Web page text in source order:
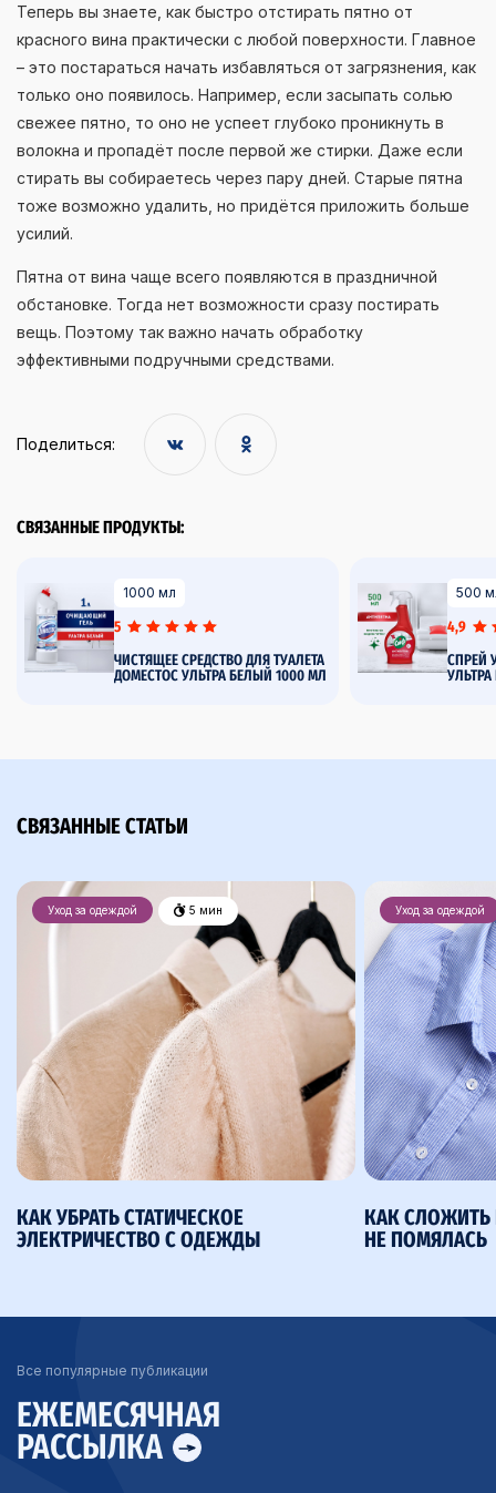
Теперь вы знаете, как быстро отстирать пятно от
красного вина практически с любой поверхности. Главное
– это постараться начать избавляться от загрязнения, как
только оно появилось. Например, если засыпать солью
свежее пятно, то оно не успеет глубоко проникнуть в
волокна и пропадёт после первой же стирки. Даже если
стирать вы собираетесь через пару дней. Старые пятна
тоже возможно удалить, но придётся приложить больше
усилий.
Пятна от вина чаще всего появляются в праздничной
обстановке. Тогда нет возможности сразу постирать
вещь. Поэтому так важно начать обработку
эффективными подручными средствами.
Поделиться:
СВЯЗАННЫЕ ПРОДУКТЫ:
5
1000 мл
ЧИСТЯЩЕЕ СРЕДСТВО ДЛЯ ТУАЛЕТА
ДОМЕСТОС УЛЬТРА БЕЛЫЙ 1000 МЛ
4,9
500
СПРЕЙ
СВЯЗАННЫЕ СТАТЬИ
Уход за одеждой 5 мин
КАК УБРАТЬ СТАТИЧЕСКОЕ
ЭЛЕКТРИЧЕСТВО С ОДЕЖДЫ
Уход за одеждой
КАК
НЕ ПОМЯЛАСЬ
Все популярные публикации
ЕЖЕМЕСЯЧНАЯ
РАССЫЛКА